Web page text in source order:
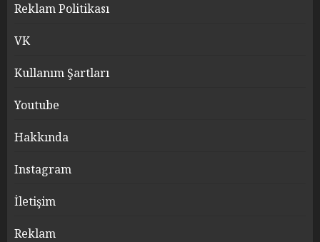
Reklam Politikası
VK
Kullanım Şartları
Youtube
Hakkında
Instagram
İletişim
Reklam